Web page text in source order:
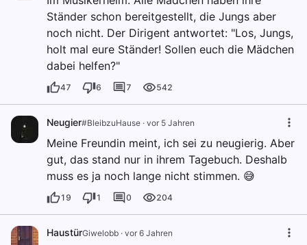
Ständer schon bereitgestellt, die Jungs aber
noch nicht. Der Dirigent antwortet: "Los, Jungs,
holt mal eure Ständer! Sollen euch die Mädchen
dabei helfen?"
47 6 7 542
Neugier#BleibzuHause · vor 5 Jahren
Meine Freundin meint, ich sei zu neugierig. Aber
gut, das stand nur in ihrem Tagebuch. Deshalb
muss es ja noch lange nicht stimmen. 😅
19 1 0 204
HaustürGiwelobb · vor 6 Jahren